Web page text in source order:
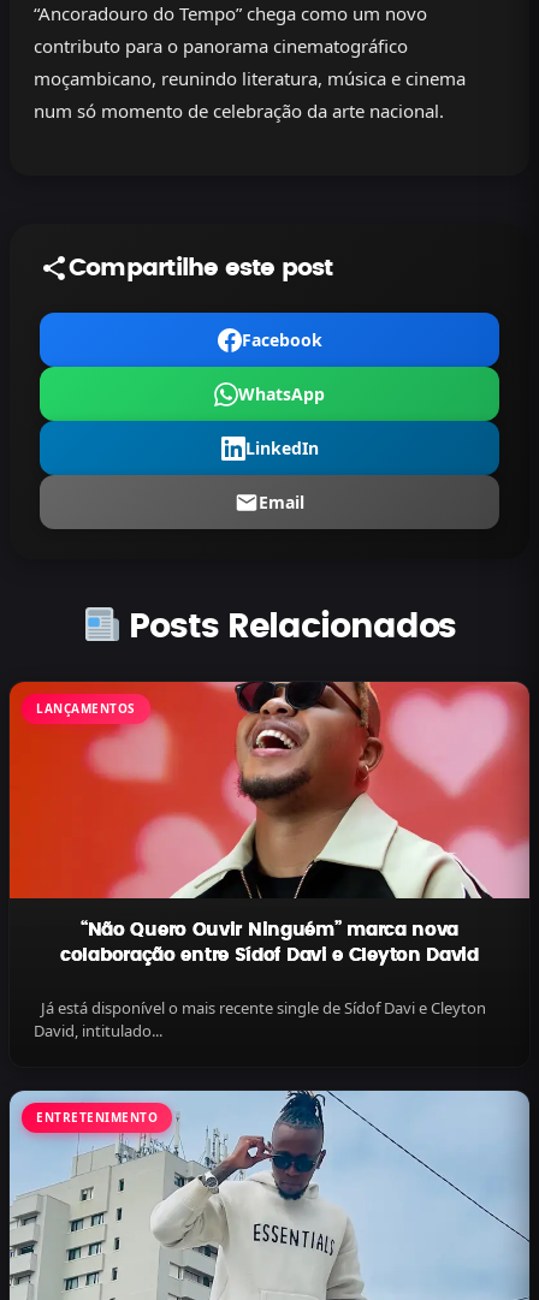
“Ancoradouro do Tempo” chega como um novo
contributo para o panorama cinematográfico
moçambicano, reunindo literatura, música e cinema
num só momento de celebração da arte nacional.
Compartilhe este post
Facebook
WhatsApp
LinkedIn
Email
Posts Relacionados
LANÇAMENTOS
“Não Quero Ouvir Ninguém” marca nova
colaboração entre Sídof Davi e Cleyton David
Já está disponível o mais recente single de Sídof Davi e Cleyton
David, intitulado...
ENTRETENIMENTO